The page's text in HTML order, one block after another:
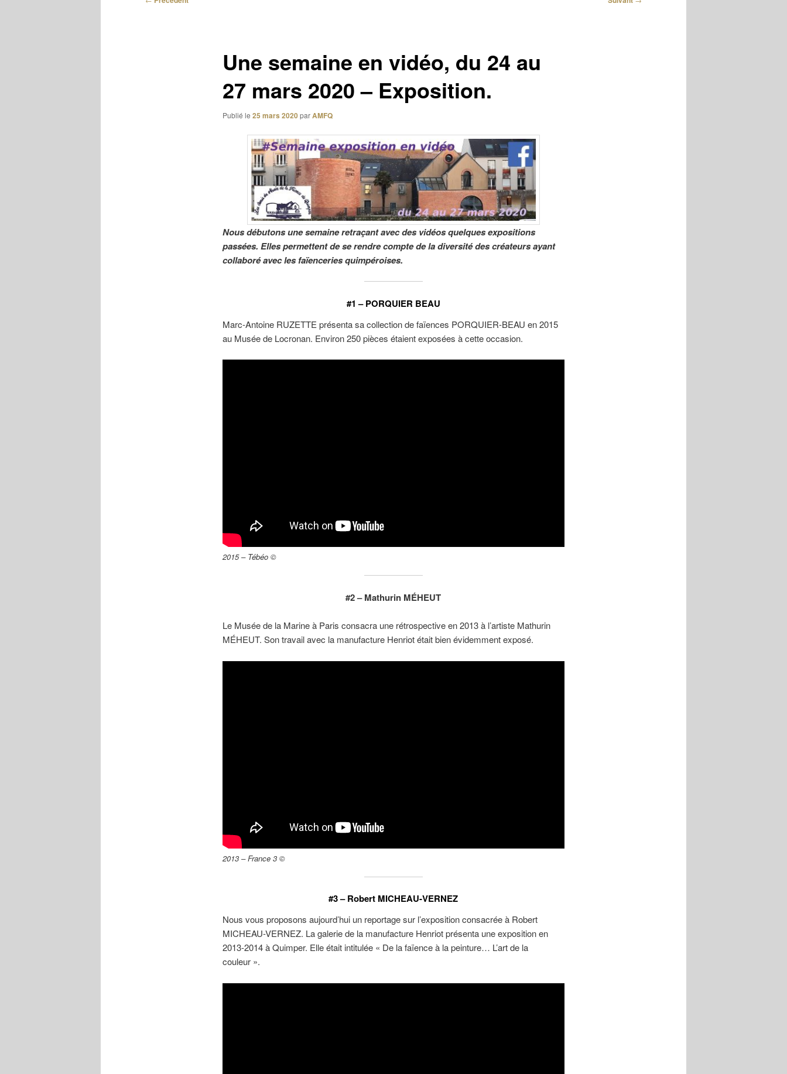
Une semaine en vidéo, du 24 au
27 mars 2020 – Exposition.
Publié le 25 mars 2020parAMFQ
Nous débutons une semaine retraçant avec des vidéos quelques expositions
passées. Elles permettent de se rendre compte de la diversité des créateurs ayant
collaboré avec les faïenceries quimpéroises.
#1 – PORQUIER BEAU
Marc-Antoine RUZETTE présenta sa collection de faïences PORQUIER-BEAU en 2015
au Musée de Locronan. Environ 250 pièces étaient exposées à cette occasion.
2015 – Tébéo ©
#2 – Mathurin MÉHEUT
Le Musée de la Marine à Paris consacra une rétrospective en 2013 à l’artiste Mathurin
MÉHEUT. Son travail avec la manufacture Henriot était bien évidemment exposé.
2013 – France 3 ©
#3 – Robert MICHEAU-VERNEZ
Nous vous proposons aujourd’hui un reportage sur l’exposition consacrée à Robert
MICHEAU-VERNEZ. La galerie de la manufacture Henriot présenta une exposition en
2013-2014 à Quimper. Elle était intitulée « De la faïence à la peinture… L’art de la
couleur ».